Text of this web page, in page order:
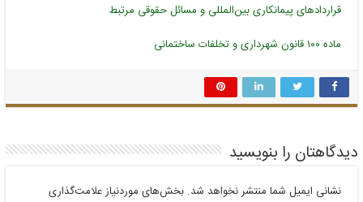
قراردادهای پیمانکاری بین‌المللی و مسائل حقوقی مرتبط
ماده ۱۰۰ قانون شهرداری و تخلفات ساختمانی
دیدگاهتان را بنویسید
نشانی ایمیل شما منتشر نخواهد شد. بخش‌های موردنیاز علامت‌گذاری